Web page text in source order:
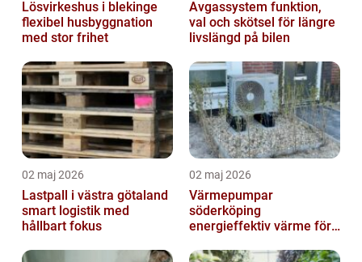
Lösvirkeshus i blekinge
flexibel husbyggnation
med stor frihet
Avgassystem funktion,
val och skötsel för längre
livslängd på bilen
02 maj 2026
Lastpall i västra götaland
smart logistik med
hållbart fokus
02 maj 2026
Värmepumpar
söderköping
energieffektiv värme för